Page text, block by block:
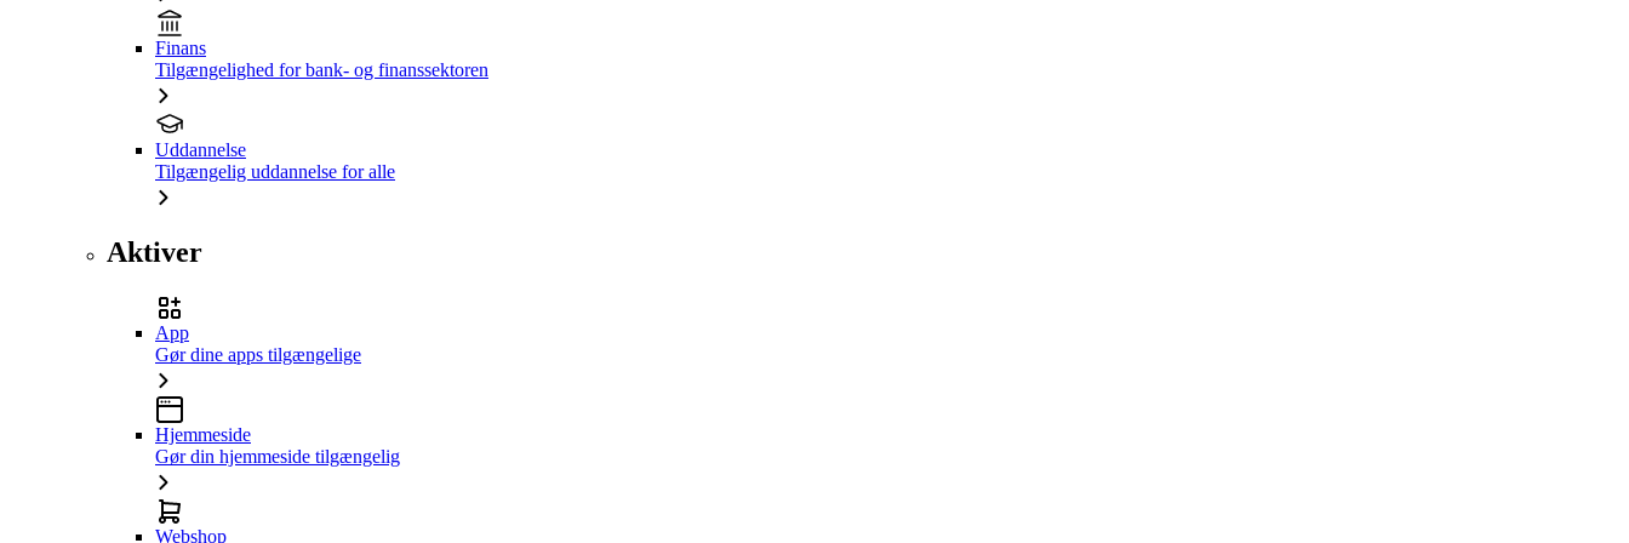
Finans
Tilgængelighed for bank- og finanssektoren
Uddannelse
Tilgængelig uddannelse for alle
Aktiver
App
Gør dine apps tilgængelige
Hjemmeside
Gør din hjemmeside tilgængelig
Webshop